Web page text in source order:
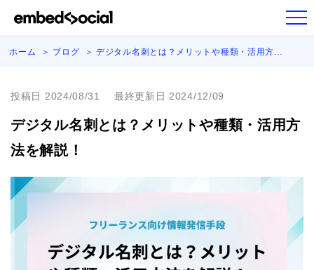
ホーム ブログ デジタル名刺とは？メリットや種類・活用方…
投稿日 2024/08/31 最終更新日 2024/12/09
デジタル名刺とは？メリットや種類・活用方
法を解説！